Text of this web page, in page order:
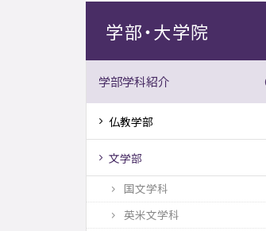
学部・大学院
学部学科紹介
仏教学部
文学部
国文学科
英米文学科